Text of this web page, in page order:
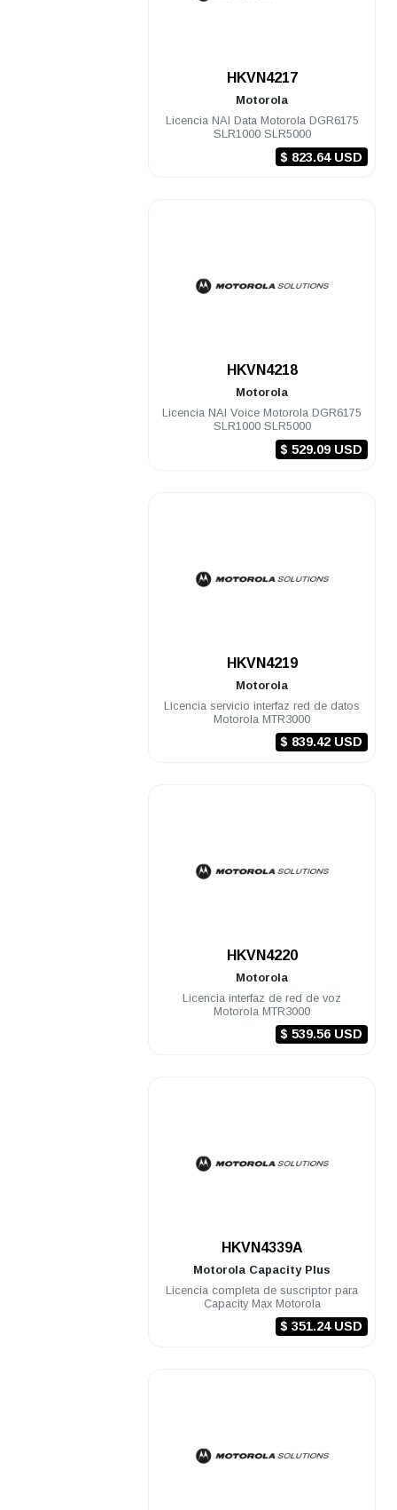
HKVN4217
Motorola
Licencia NAI Data Motorola DGR6175
SLR1000 SLR5000
$ 823.64 USD
HKVN4218
Motorola
Licencia NAI Voice Motorola DGR6175
SLR1000 SLR5000
$ 529.09 USD
HKVN4219
Motorola
Licencia servicio interfaz red de datos
Motorola MTR3000
$ 839.42 USD
HKVN4220
Motorola
Licencia interfaz de red de voz
Motorola MTR3000
$ 539.56 USD
HKVN4339A
Motorola Capacity Plus
Licencia completa de suscriptor para
Capacity Max Motorola
$ 351.24 USD